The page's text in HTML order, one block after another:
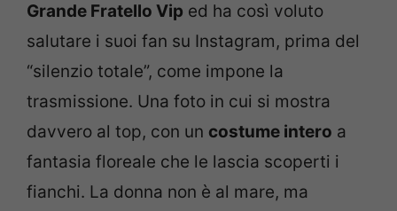
Grande Fratello Vip ed ha così voluto
salutare i suoi fan su Instagram, prima del
“silenzio totale”, come impone la
trasmissione. Una foto in cui si mostra
davvero al top, con un costume intero a
fantasia floreale che le lascia scoperti i
fianchi. La donna non è al mare, ma